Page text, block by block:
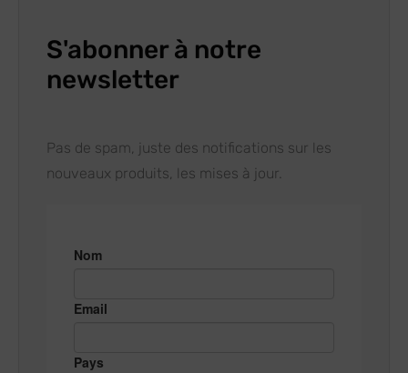
S'abonner à notre
newsletter
Pas de spam, juste des notifications sur les
nouveaux produits, les mises à jour.